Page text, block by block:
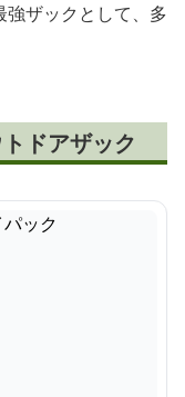
ザックとして、多
ドアザック